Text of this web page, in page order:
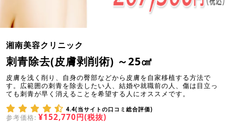
湘南美容クリニック
刺青除去(皮膚剥削術) ～25㎠
皮膚を浅く削り、自身の臀部などから皮膚を自家移植する方法で
す。広範囲の刺青を除去したい人、結婚や就職前の人、傷は目立っ
ても刺青が早く消えることを希望する人にオススメです。
4.4(当サイトの口コミ総合評価)
参考価格: ¥152,770円(税抜)